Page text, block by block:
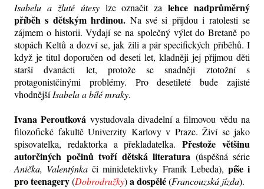
Isabelu a žluté útesylze označit zalehce nadprůměrný
příběh s dětským hrdinou. Na své si přijdou i ratolesti se
zájmem o historii. Vydají se na společný výlet do Bretaně po
stopách Keltů a dozví se, jak žili a pár specifických příběhů. I
když je titul doporučen od deseti let, kladněji jej přijmou děti
starší dvanácti let, protože se snadněji ztotožní s
protagonistčinými problémy. Pro desetileté bude zajisté
vhodnějšíIsabela a bílé mraky.
Ivana Peroutková vystudovala divadelní a filmovou vědu na
filozofické fakultě Univerzity Karlovy v Praze. Živí se jako
spisovatelka, redaktorka a překladatelka. Přestože většinu
autorčiných počinů tvoří dětská literatura (úspěšná série
Anička, Valentýnka či minidetektivky Franík Lebeda), píše i
pro teenagery(Dobrodružky)a dospělé(Francouzská jízda).